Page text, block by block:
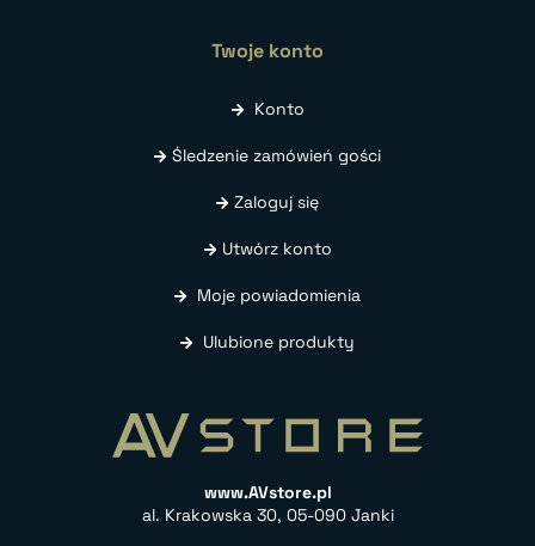
Twoje konto
Konto
Śledzenie zamówień gości
Zaloguj się
Utwórz konto
Moje powiadomienia
Ulubione produkty
www.AVstore.pl
al. Krakowska 30, 05-090 Janki